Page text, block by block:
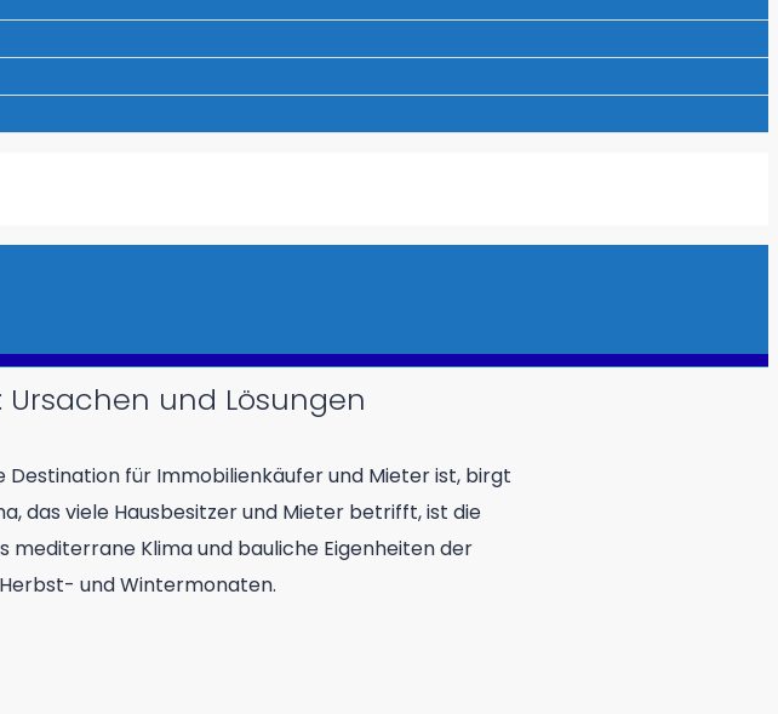
und Lösungen
für Immobilienkäufer und Mieter ist, birgt
das viele Hausbesitzer und Mieter betrifft, ist die
mediterrane Klima und bauliche Eigenheiten der
und Wintermonaten.